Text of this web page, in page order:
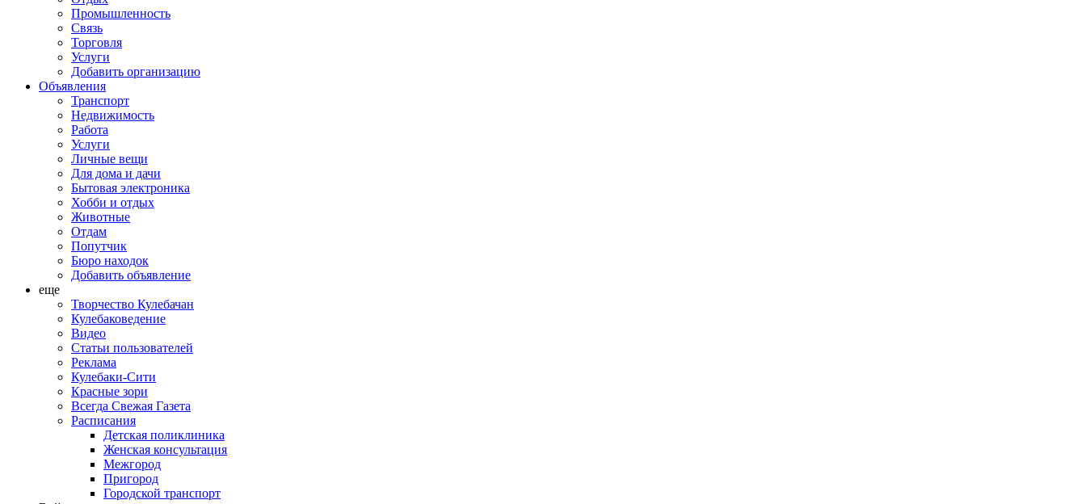
Промышленность
Связь
Торговля
Услуги
Добавить организацию
Объявления
Транспорт
Недвижимость
Работа
Услуги
Личные вещи
Для дома и дачи
Бытовая электроника
Хобби и отдых
Животные
Отдам
Попутчик
Бюро находок
Добавить объявление
еще
Творчество Кулебачан
Кулебаковедение
Видео
Статьи пользователей
Реклама
Кулебаки-Сити
Красные зори
Всегда Свежая Газета
Расписания
Детская поликлиника
Женская консультация
Межгород
Пригород
Городской транспорт